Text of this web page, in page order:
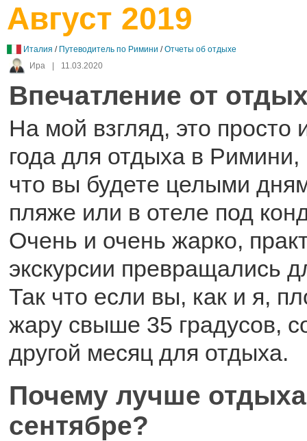
Август 2019
Италия / Путеводитель по Римини /Отчеты об отдыхе
Ира
| 11.03.2020
Впечатление от
На мой взгляд, это просто
года для отдыха в Римини,
что вы будете целыми
пляже или в отеле под
Очень и очень жарко,
экскурсии превращались
Так что если вы, как и я,
жару свыше 35 градусов,
другой месяц для отдыха.
Почему лучше
сентябре?